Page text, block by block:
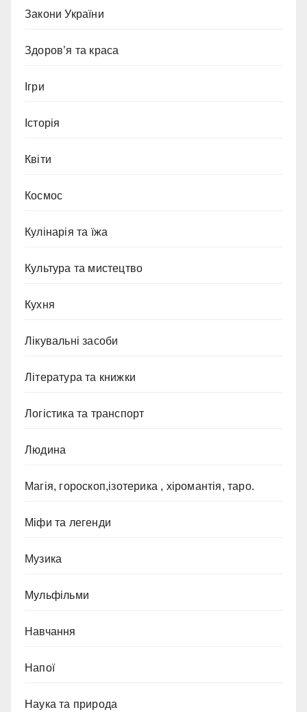
Закони України
Здоров’я та краса
Ігри
Історія
Квіти
Космос
Кулінарія та їжа
Культура та мистецтво
Кухня
Лікувальні засоби
Література та книжки
Логістика та транспорт
Людина
Магія, гороскоп,ізотерика , хіромантія, таро.
Міфи та легенди
Музика
Мульфільми
Навчання
Напої
Наука та природа